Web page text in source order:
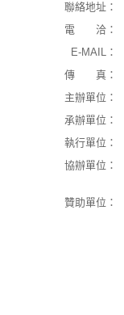
聯絡地址：
電 洽：
E-MAIL：
傳 真：
主辦單位：
承辦單位：
執行單位：
協辦單位：
贊助單位：